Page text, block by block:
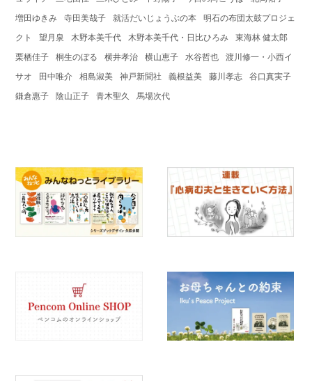
増田ゆきみ
寺田美哉子 就活だいじょうぶの本
明石の布団太鼓プロジェ
クト
望月泉 木野本美千代 木野本美千代・日比ひろみ
東海林 健太郎
栗栖佳子
桐生のぼる 横井孝治 横山恵子 水谷哲也
渡川修一・小西イ
サオ
田中唯介 相島淑美 神戸新聞社 義根益美 藤川孝志
谷口真実子
鎌倉惠子
陰山正子 青木聖久 馬場次代